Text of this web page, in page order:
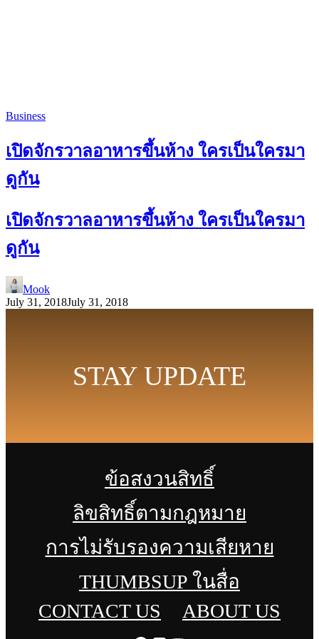
Business
เปิดจักรวาลอาหารขึ้นห้าง ใครเป็นใครมา
ดูกัน
เปิดจักรวาลอาหารขึ้นห้าง ใครเป็นใครมา
ดูกัน
Mook
July 31, 2018July 31, 2018
STAY UPDATE
ข้อสงวนสิทธิ์
ลิขสิทธิ์ตามกฎหมาย
การไม่รับรองความเสียหาย
THUMBSUP ในสื่อ
CONTACT US
ABOUT US